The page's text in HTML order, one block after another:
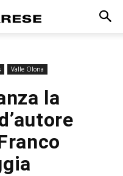
Valle Olona
la